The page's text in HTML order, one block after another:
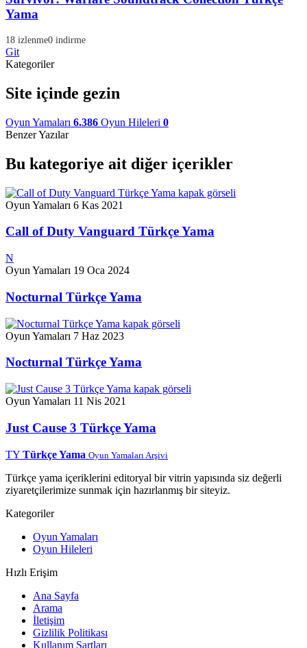
Yama
18 izlenme0 indirme
Git
Kategoriler
Site içinde gezin
Oyun Yamaları 6.386 Oyun Hileleri 0
Benzer Yazılar
Bu kategoriye ait diğer içerikler
Oyun Yamaları 6 Kas 2021
Call of Duty Vanguard Türkçe Yama
N
Oyun Yamaları 19 Oca 2024
Nocturnal Türkçe Yama
Oyun Yamaları 7 Haz 2023
Nocturnal Türkçe Yama
Oyun Yamaları 11 Nis 2021
Just Cause 3 Türkçe Yama
TY Türkçe Yama Oyun Yamaları Arşivi
Türkçe yama içeriklerini editoryal bir vitrin yapısında siz değerli
ziyaretçilerimize sunmak için hazırlanmış bir siteyiz.
Kategoriler
Oyun Yamaları
Oyun Hileleri
Hızlı Erişim
Ana Sayfa
Arama
İletişim
Gizlilik Politikası
Kullanım Şartları